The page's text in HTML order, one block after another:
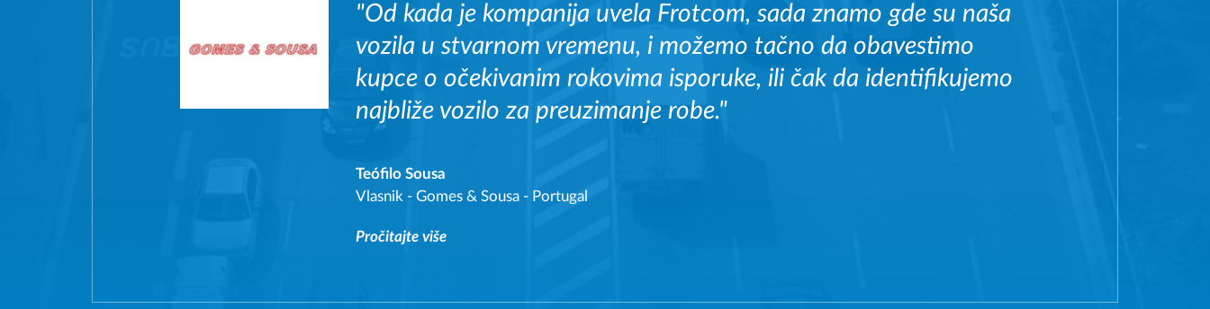
"Od kada je kompanija uvela Frotcom, sada znamo gde su naša
vozila u stvarnom vremenu, i možemo tačno da obavestimo
kupce o očekivanim rokovima isporuke, ili čak da identifikujemo
najbliže vozilo za preuzimanje robe."
Teófilo Sousa
Vlasnik - Gomes & Sousa - Portugal
Pročitajte više